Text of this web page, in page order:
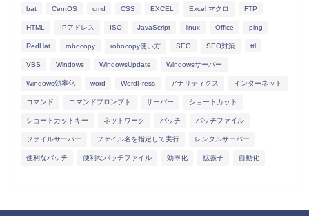
bat CentOS cmd CSS EXCEL Excel マクロ FTP
HTML IPアドレス ISO JavaScript linux Office ping
RedHat robocopy robocopy使い方 SEO SEO対策 ttl
VBS Windows WindowsUpdate Windowsサーバー
Windows効率化 word WordPress アナリティクス インターネット
コマンド コマンドプロンプト サーバー ショートカット
ショートカットキー ネットワーク バッチ バッチファイル
ファイルサーバー ファイル名を指定して実行 レンタルサーバー
便利なバッチ 便利なバッチファイル 効率化 拡張子 自動化